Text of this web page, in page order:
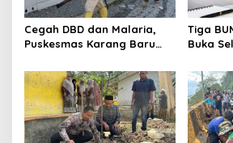
Cegah DBD dan Malaria,
Puskesmas Karang Baru
Tiga
Buka